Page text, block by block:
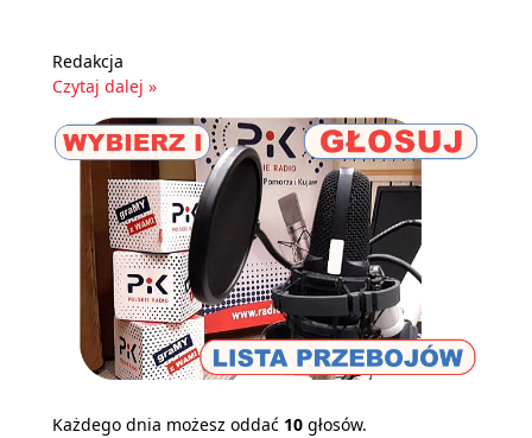
Redakcja
Czytaj dalej »
Każdego dnia możesz oddać 10 głosów.